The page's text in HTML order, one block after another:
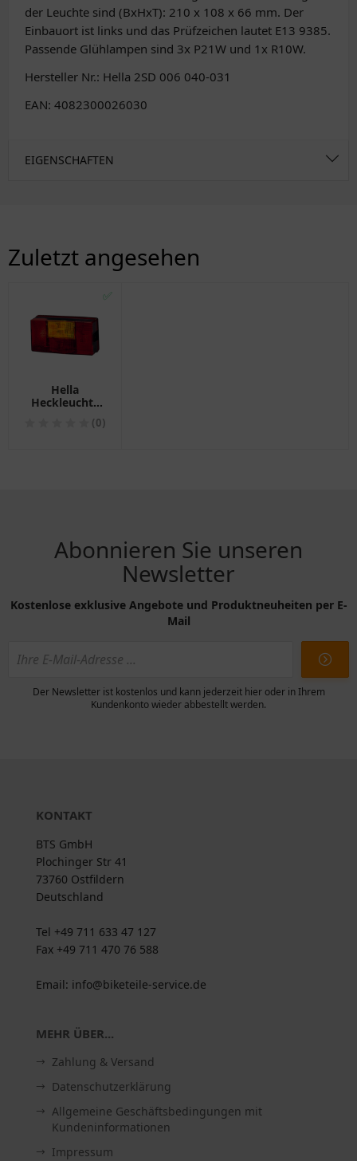
der Leuchte sind (BxHxT): 210 x 108 x 66 mm. Der
Einbauort ist links und das Prüfzeichen lautet E13 9385.
Passende Glühlampen sind 3x P21W und 1x R10W.
Hersteller Nr.: Hella 2SD 006 040-031
EAN: 4082300026030
EIGENSCHAFTEN
Zuletzt angesehen
✅
Hella
Heckleuchte
(0)
Abonnieren Sie unseren
Newsletter
Kostenlose exklusive Angebote und Produktneuheiten per E-
Mail
Der Newsletter ist kostenlos und kann jederzeit hier oder in Ihrem
Kundenkonto wieder abbestellt werden.
KONTAKT
BTS GmbH
Plochinger Str 41
73760 Ostfildern
Deutschland
Tel +49 711 633 47 127
Fax +49 711 470 76 588
Email: info@biketeile-service.de
MEHR ÜBER...
Zahlung & Versand
Datenschutzerklärung
Allgemeine Geschäftsbedingungen mit
Kundeninformationen
Impressum